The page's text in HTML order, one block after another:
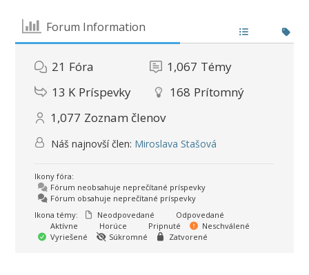
Forum Information
21 Fóra 1,067 Témy
13 K Príspevky 168 Prítomný
1,077 Zoznam členov
Náš najnovší člen: Miroslava Stašová
Ikony fóra:
Fórum neobsahuje neprečítané príspevky
Fórum obsahuje neprečítané príspevky
Ikona témy:
Neodpovedané
Odpovedané
Aktívne
Horúce Pripnuté
Neschválené
Vyriešené
Súkromné Zatvorené